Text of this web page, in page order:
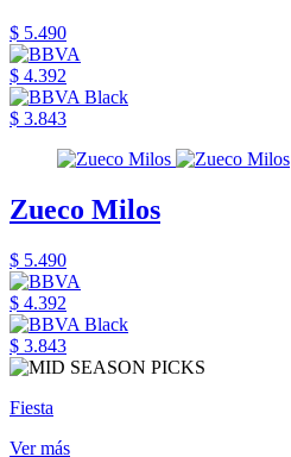
$ 5.490
$ 4.392
$ 3.843
Zueco Milos
$ 5.490
$ 4.392
$ 3.843
Fiesta
Ver más